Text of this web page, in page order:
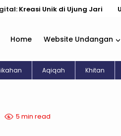
Unik di Ujung Jari
Home Website Undangan
Aqiqah Khitan
5 min read